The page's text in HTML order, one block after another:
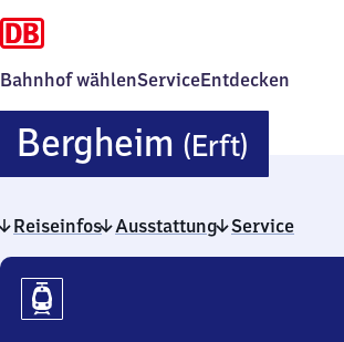
Bahnhof wählenServiceEntdecken
Bergheim (Erft)
(Erft)
Reiseinfos Ausstattung Service
Reiseinfos